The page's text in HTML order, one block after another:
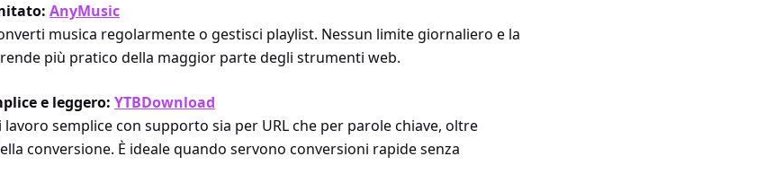
AnyMusic
musica regolarmente o gestisci playlist. Nessun limite giornaliero e la
più pratico della maggior parte degli strumenti web.
e leggero: YTBDownload
semplice con supporto sia per URL che per parole chiave, oltre
conversione. È ideale quando servono conversioni rapide senza